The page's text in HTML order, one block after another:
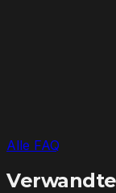
Alle FAQ